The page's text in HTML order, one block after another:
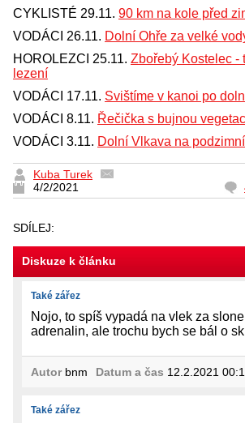
CYKLISTÉ 29.11. 90 km na kole před
VODÁCI 26.11. Dolní Ohře za velké
HOROLEZCI 25.11. Zbořebý Kostelec -
lezení
VODÁCI 17.11. Svištíme v kanoi po
VODÁCI 8.11. Řečička s bujnou
VODÁCI 3.11. Dolní Vlkava na
Kuba Turek
4/2/2021
SDÍLEJ:
Diskuze k článku
Také zářez
Nojo, to spíš vypadá na vlek za
adrenalin, ale trochu bych se bál o
Autorbnm Datum a čas 12.2.2021
Také zářez